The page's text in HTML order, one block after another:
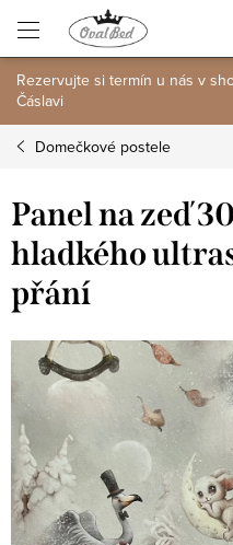
obsah
Rezervujte si termín u nás v
Čáslavi
Domečkové postele
Panel na zeď
hladkého
přání